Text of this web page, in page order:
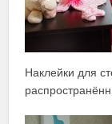
Наклейки для